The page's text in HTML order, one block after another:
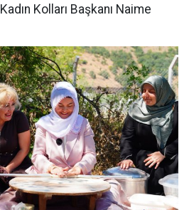
Kolları Başkanı Naime